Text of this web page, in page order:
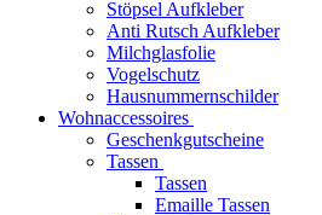
Stöpsel Aufkleber
Anti Rutsch Aufkleber
Milchglasfolie
Vogelschutz
Hausnummernschilder
Wohnaccessoires
Geschenkgutscheine
Tassen
Tassen
Emaille Tassen